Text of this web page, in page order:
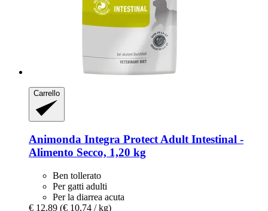
Carrello
Animonda Integra Protect Adult Intestinal -​
Alimento Secco, 1,20 kg
Ben tollerato
Per gatti adulti
Per la diarrea acuta
€ 12,89 (€ 10,74 / kg)